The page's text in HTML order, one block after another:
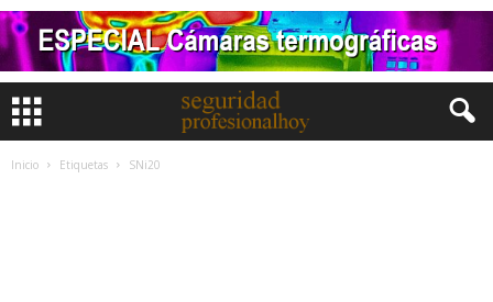
Inicio Etiquetas SNi20